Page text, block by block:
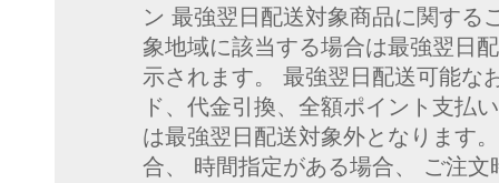
ン 最強翌日配送対象商品に関する
象地域に該当する場合は最強翌日
示されます。 最強翌日配送可能な
ド、代金引換、全額ポイント支払
は最強翌日配送対象外となります
合、 時間指定がある場合、 ご注